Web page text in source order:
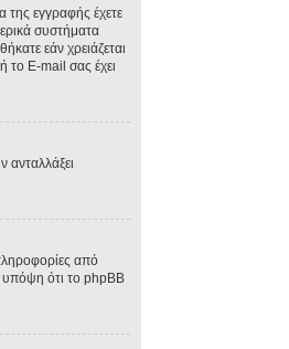
της εγγραφής έχετε
συστήματα
εάν χρειάζεται
το E-mail σας έχει
ανταλλάξει
από
υπόψη ότι το phpBB